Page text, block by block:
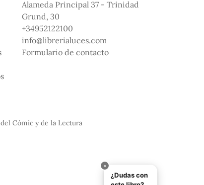
Alameda Principal 37 - Trinidad
Grund, 30
+34952122100
info@librerialuces.com
Formulario de contacto
Cómic y de la Lectura